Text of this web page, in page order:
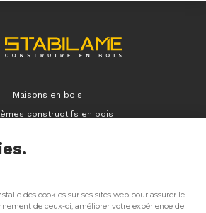
des cookies sur ses sites web pour assurer le
de ceux-ci, améliorer votre expérience de
Maisons en bois
constructifs en bois
Entreprise
Ressources